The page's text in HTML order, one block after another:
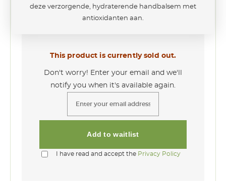
deze verzorgende, hydraterende handbalsem met
antioxidanten aan.
This product is currently sold out.
Don't worry! Enter your email and we'll
notify you when it's available again.
I have read and accept the Privacy Policy